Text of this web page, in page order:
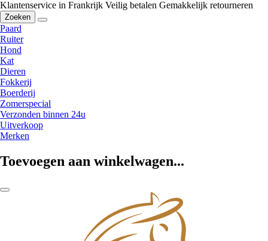
Klantenservice in Frankrijk Veilig betalen Gemakkelijk retourneren
Zoeken
Paard
Ruiter
Hond
Kat
Dieren
Fokkerij
Boerderij
Zomerspecial
Verzonden binnen 24u
Uitverkoop
Merken
Toevoegen aan winkelwagen...